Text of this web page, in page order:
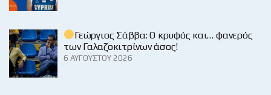
Γεώργιος Σάββα: Ο κρυφός και… φανερός
των Γαλαζοκιτρίνων άσος!
6 ΑΥΓΟΎΣΤΟΥ 2026